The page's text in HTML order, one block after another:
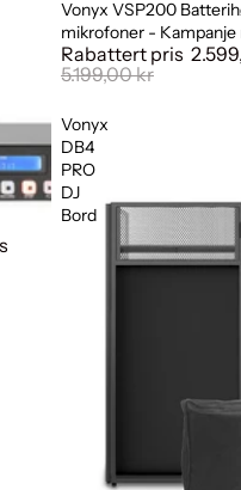
Salg
Vonyx VSP200
mikrofoner - Kampanje
Rabattert pris
5.199,00 kr
Vonyx
DB4
PRO
DJ
Bord